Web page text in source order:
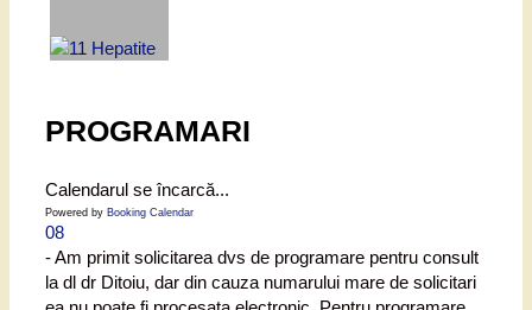
PROGRAMARI
Calendarul se încarcă...
Powered by Booking Calendar
08
- Am primit solicitarea dvs de programare pentru consult
la dl dr Ditoiu, dar din cauza numarului mare de solicitari